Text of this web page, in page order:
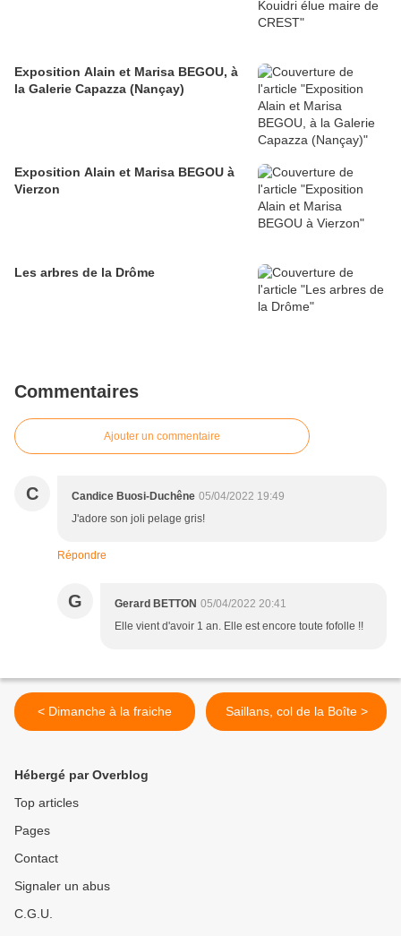
Exposition Alain et Marisa BEGOU, à
la Galerie Capazza (Nançay)
Exposition Alain et Marisa BEGOU à
Vierzon
Les arbres de la Drôme
Commentaires
Ajouter un commentaire
C Candice Buosi-Duchêne 05/04/2022 19:49
J'adore son joli pelage gris!
Répondre
G Gerard BETTON 05/04/2022 20:41
Elle vient d'avoir 1 an. Elle est encore toute fofolle !!
< Dimanche à la fraiche Saillans, col de la Boîte >
Hébergé par Overblog
Top articles
Pages
Contact
Signaler un abus
C.G.U.